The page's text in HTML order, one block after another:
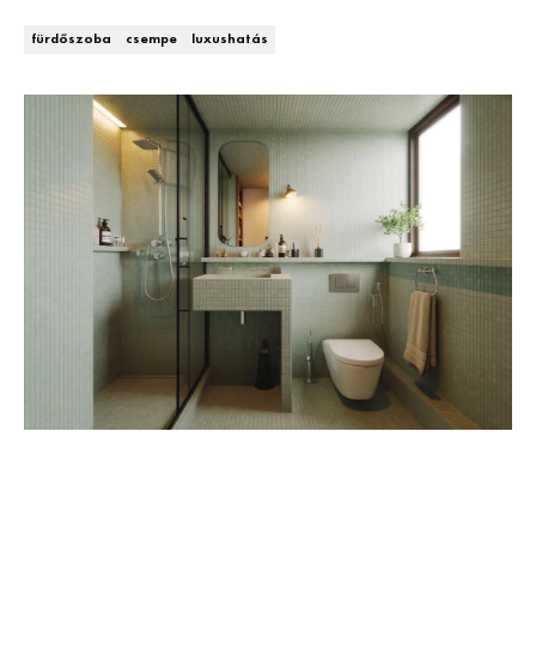
fürdőszoba csempe luxushatás